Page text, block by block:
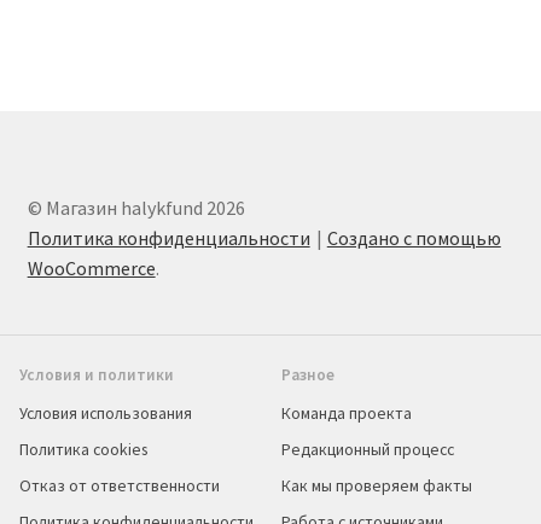
© Магазин halykfund 2026
Политика конфиденциальности
Создано с помощью
WooCommerce.
Условия и политики
Условия использования
Политика cookies
Отказ от ответственности
Разное
Команда проекта
Редакционный процесс
Как мы проверяем факты